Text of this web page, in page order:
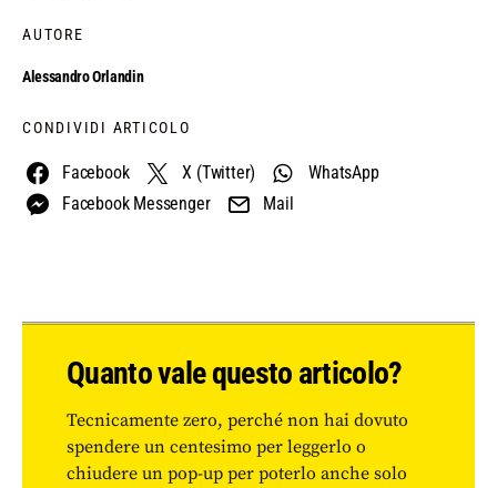
AUTORE
Alessandro Orlandin
CONDIVIDI ARTICOLO
Facebook X (Twitter)
WhatsApp
Facebook Messenger
Mail
Quanto vale questo articolo?
Tecnicamente zero, perché non hai dovuto
spendere un centesimo per leggerlo o
chiudere un pop-up per poterlo anche solo